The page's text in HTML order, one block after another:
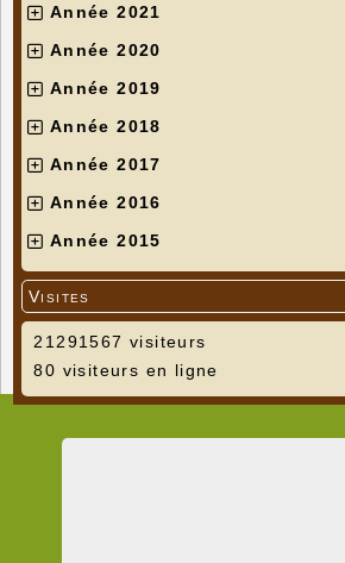
Année 2021
Année 2020
Année 2019
Année 2018
Année 2017
Année 2016
Année 2015
Visites
21291567 visiteurs
80 visiteurs en ligne